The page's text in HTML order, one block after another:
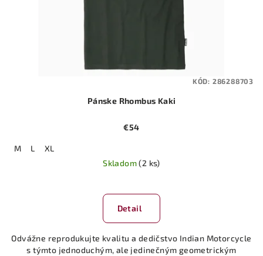
Pánske Rhombus Kaki
€54
M L
XL
Skladom(2 ks)
Detail
Odvážne reprodukujte kvalitu a dedičstvo Indian Motorcycle
s týmto jednoduchým, ale jedinečným geometrickým
KÓD: 286288703